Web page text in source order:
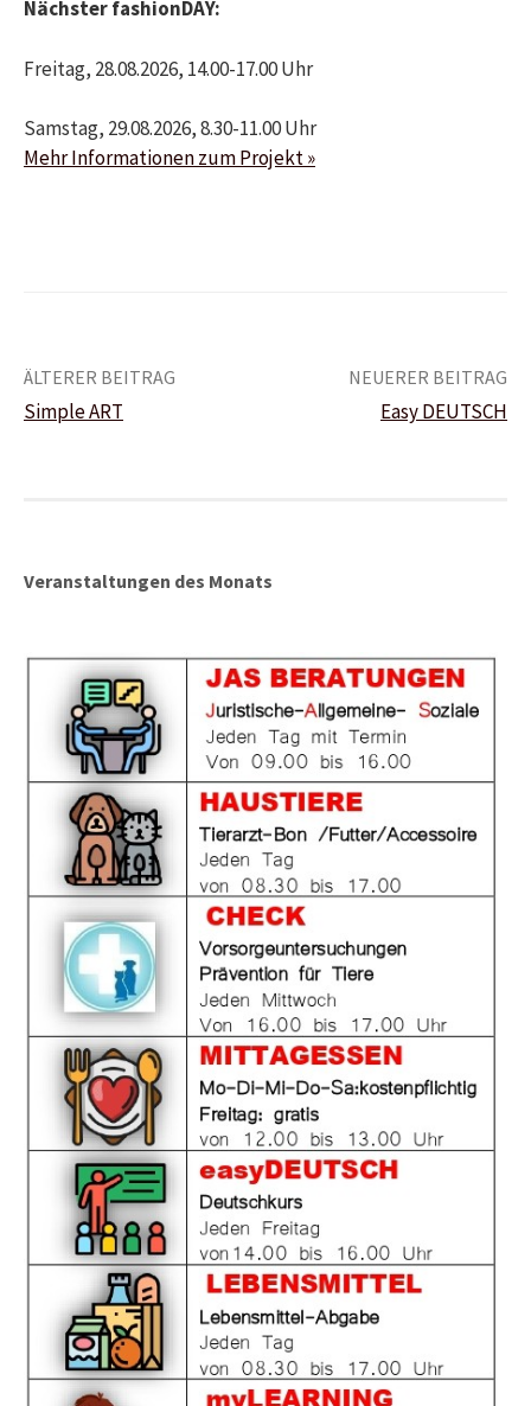
Nächster fashionDAY:
Freitag, 28.08.2026, 14.00-17.00 Uhr
Samstag, 29.08.2026, 8.30-11.00 Uhr
Mehr Informationen zum Projekt »
Beitrags-
ÄLTERER BEITRAG
Simple ART
NEUERER BEITRAG
Easy DEUTSCH
Veranstaltungen des Monats